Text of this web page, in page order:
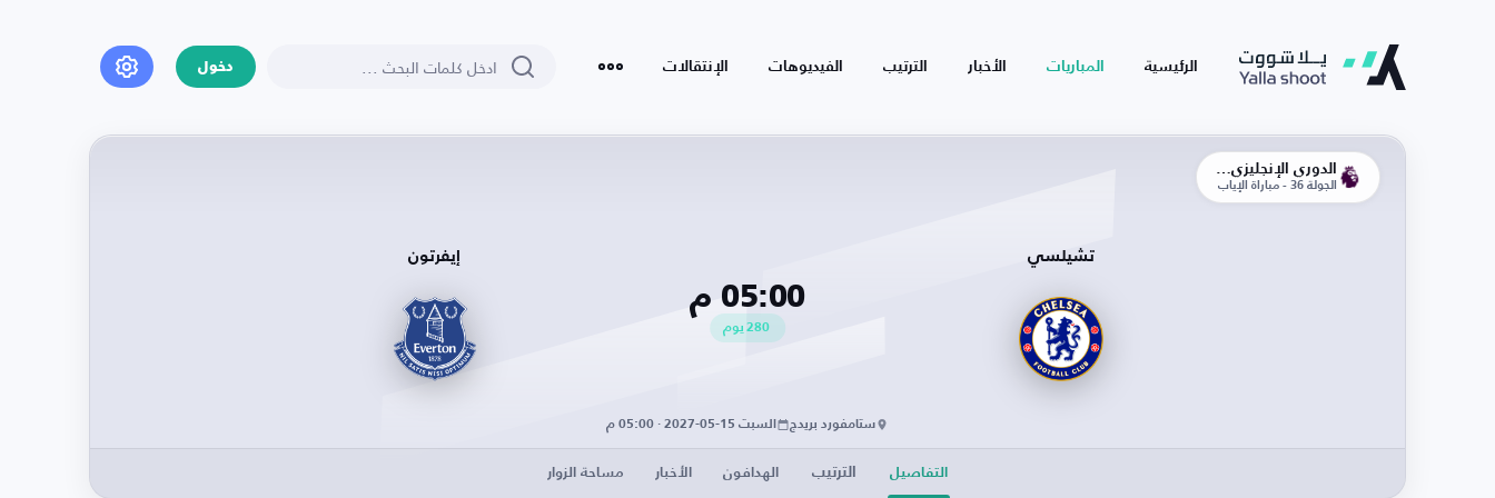
الرئيسية المباريات الأخبار الترتيب الفيديوهات الإنتقالات دخول
الجولة 36 - مباراة الإياب
تشيلسي
05:00 م
280 يوم
إيفرتون
ستامفورد بريدج السبت 15-05-2027 · 05:00 م
التفاصيل الترتيب الهدافون الأخبار مساحة الزوار